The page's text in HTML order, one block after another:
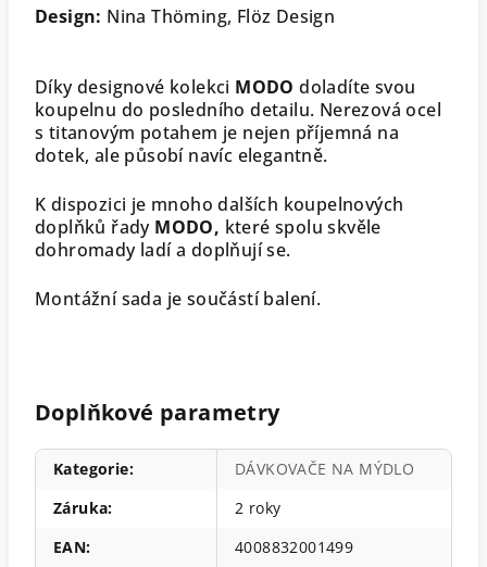
Design: Nina Thöming, Flöz Design
Díky designové kolekci MODO doladíte svou
koupelnu do posledního detailu. Nerezová ocel
s titanovým potahem je nejen příjemná na
dotek, ale působí navíc elegantně.
K dispozici je mnoho dalších koupelnových
doplňků řady MODO, které spolu skvěle
dohromady ladí a doplňují se.
Montážní sada je součástí balení.
Doplňkové parametry
Kategorie:
DÁVKOVAČE NA MÝDLO
Záruka:
2 roky
EAN:
4008832001499